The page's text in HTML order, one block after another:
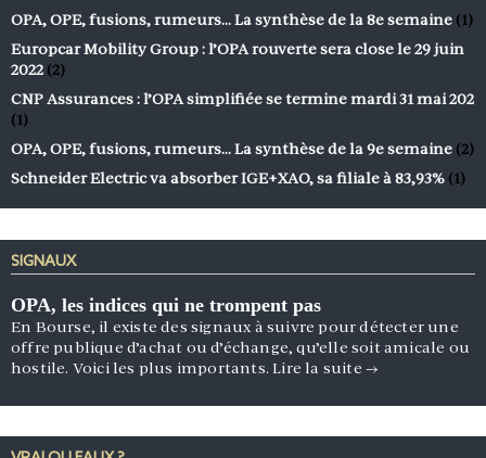
OPA, OPE, fusions, rumeurs… La synthèse de la 8e semaine (1)
Europcar Mobility Group : l’OPA rouverte sera close le 29 juin
2022 (2)
CNP Assurances : l’OPA simplifiée se termine mardi 31 mai 202
(1)
OPA, OPE, fusions, rumeurs… La synthèse de la 9e semaine (2)
Schneider Electric va absorber IGE+XAO, sa filiale à 83,93% (1)
SIGNAUX
OPA, les indices qui ne trompent pas
En Bourse, il existe des signaux à suivre pour détecter une
offre publique d’achat ou d’échange, qu’elle soit amicale ou
hostile. Voici les plus importants.Lire la suite →